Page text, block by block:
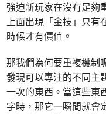
強迫新玩家在沒有足夠
上面出現「金技」只有
時候才有價值。
那我們為何要重複機制
發現可以專注的不同
一次的東西。當這些東
字時，那它一瞬間就會